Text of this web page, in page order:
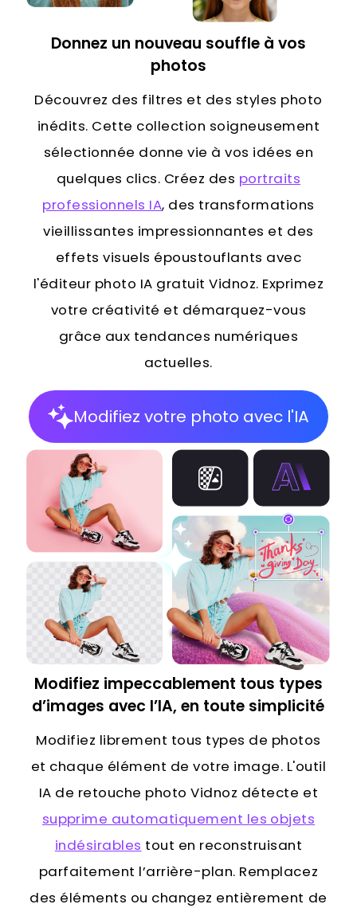
Donnez un nouveau souffle à vos
photos
Découvrez des filtres et des styles photo
inédits. Cette collection soigneusement
sélectionnée donne vie à vos idées en
quelques clics. Créez des portraits
professionnels IA, des transformations
vieillissantes impressionnantes et des
effets visuels époustouflants avec
l'éditeur photo IA gratuit Vidnoz. Exprimez
votre créativité et démarquez-vous
grâce aux tendances numériques
actuelles.
Modifiez votre photo avec l'IA
Modifiez impeccablement tous types
d’images avec l’IA, en toute simplicité
Modifiez librement tous types de photos
et chaque élément de votre image. L'outil
IA de retouche photo Vidnoz détecte et
supprime automatiquement les objets
indésirables tout en reconstruisant
parfaitement l’arrière-plan. Remplacez
des éléments ou changez entièrement de